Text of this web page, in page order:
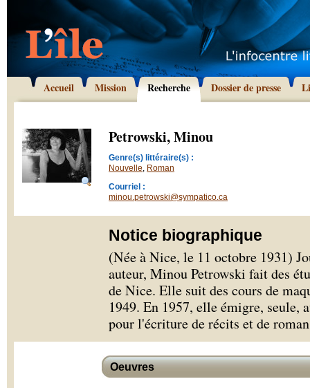
Accueil Mission Recherche Dossier de presse
Petrowski, Minou
Genre(s) littéraire(s) :
Nouvelle, Roman
Courriel :
minou.petrowski@sympatico.ca
Notice biographique
(Née à Nice, le 11 octobre 1931)
auteur, Minou Petrowski fait des
de Nice. Elle suit des cours de
1949. En 1957, elle émigre, seule,
pour l'écriture de récits et de
Oeuvres